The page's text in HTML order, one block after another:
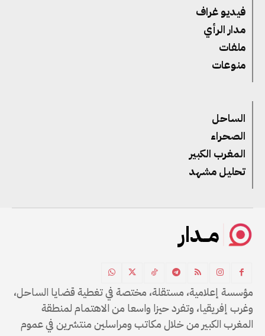
فيديو غراف
مدار الرأي
ملفات
منوعات
الساحل
الصحراء
المغرب الكبير
تحليل مشهد
مــدار
مؤسسة إعلامية، مستقلة، مختصة في تغطية قضايا الساحل،
وغرب إفريقيا، وتفرد حيزا واسعا من الاهتمام لمنطقة
المغرب الكبير من خلال مكاتب ومراسلين منتشرين في عموم